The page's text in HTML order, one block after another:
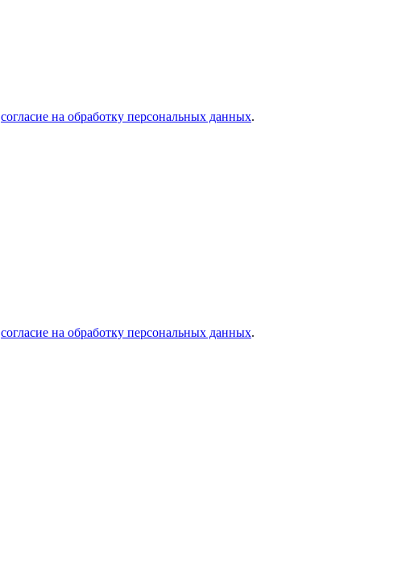
согласие на обработку персональных данных.
согласие на обработку персональных данных.